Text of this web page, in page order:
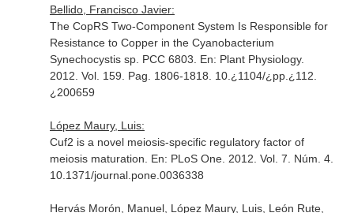
Bellido, Francisco Javier:
The CopRS Two-Component System Is Responsible for
Resistance to Copper in the Cyanobacterium
Synechocystis sp. PCC 6803. En: Plant Physiology.
2012. Vol. 159. Pag. 1806-1818. 10.¿1104/¿pp.¿112.
¿200659
López Maury, Luis:
Cuf2 is a novel meiosis-specific regulatory factor of
meiosis maturation. En: PLoS One. 2012. Vol. 7. Núm. 4.
10.1371/journal.pone.0036338
Hervás Morón, Manuel, López Maury, Luis, León Rute,